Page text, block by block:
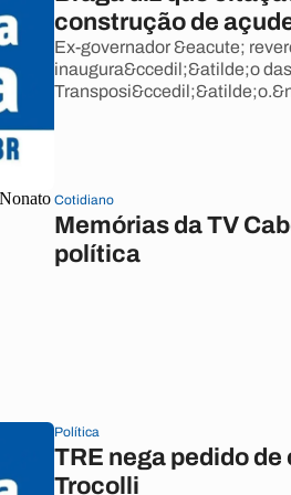
construção de
Ex-governador &eacute;
inaugura&ccedil;&atilde;o
Cotidiano
Memórias da TV
política
Política
TRE nega pedido
Trocolli